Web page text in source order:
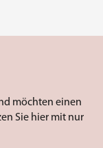
möchten einen
Sie hier mit nur